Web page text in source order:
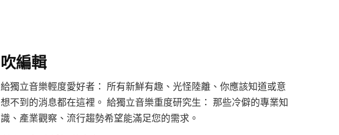
吹編輯
給獨立音樂輕度愛好者： 所有新鮮有趣、光怪陸離、你應該知道或意
想不到的消息都在這裡。 給獨立音樂重度研究生： 那些冷僻的專業知
識、產業觀察、流行趨勢希望能滿足您的需求。